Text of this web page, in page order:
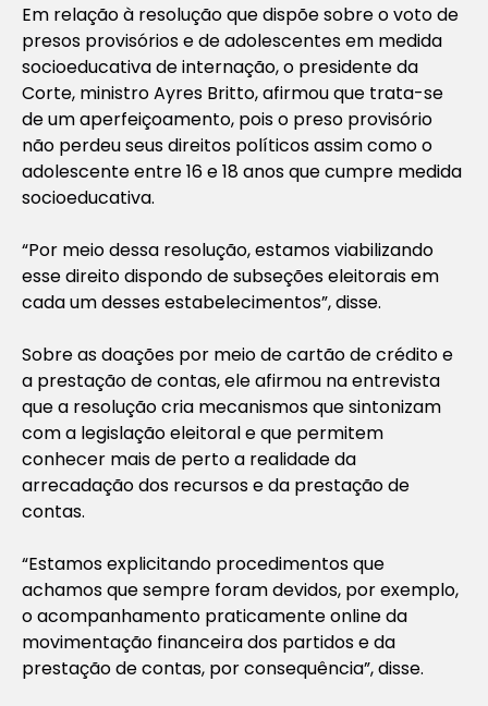
Em relação à resolução que dispõe sobre o voto de
presos provisórios e de adolescentes em medida
socioeducativa de internação, o presidente da
Corte, ministro Ayres Britto, afirmou que trata-se
de um aperfeiçoamento, pois o preso provisório
não perdeu seus direitos políticos assim como o
adolescente entre 16 e 18 anos que cumpre medida
socioeducativa.
“Por meio dessa resolução, estamos viabilizando
esse direito dispondo de subseções eleitorais em
cada um desses estabelecimentos”, disse.
Sobre as doações por meio de cartão de crédito e
a prestação de contas, ele afirmou na entrevista
que a resolução cria mecanismos que sintonizam
com a legislação eleitoral e que permitem
conhecer mais de perto a realidade da
arrecadação dos recursos e da prestação de
contas.
“Estamos explicitando procedimentos que
achamos que sempre foram devidos, por exemplo,
o acompanhamento praticamente online da
movimentação financeira dos partidos e da
prestação de contas, por consequência”, disse.